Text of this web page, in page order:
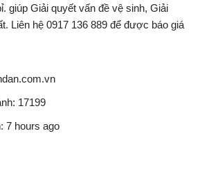
giúp Giải quyết vấn đề vệ sinh, Giải
Liên hệ 0917 136 889 để được báo giá
17199
7 hours ago